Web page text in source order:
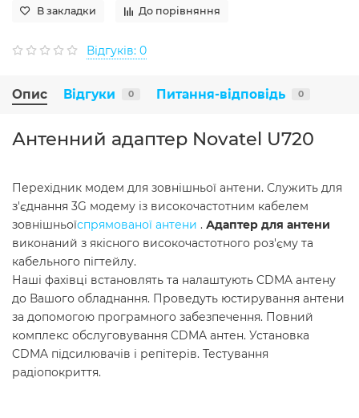
В закладки До порівняння
Відгуків: 0
Опис Відгуки 0 Питання-відповідь 0
Антенний адаптер Novatel U720
Перехідник модем для зовнішньої антени. Служить для
з'єднання 3G модему із високочастотним кабелем
зовнішньоїспрямованої антени . Адаптер для антени
виконаний з якісного високочастотного роз'єму та
кабельного пігтейлу.
Наші фахівці встановлять та налаштують CDMA антену
до Вашого обладнання. Проведуть юстирування антени
за допомогою програмного забезпечення. Повний
комплекс обслуговування CDMA антен. Установка
CDMA підсилювачів і репітерів. Тестування
радіопокриття.